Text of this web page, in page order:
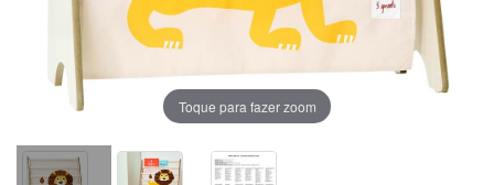
Toque para fazer zoom